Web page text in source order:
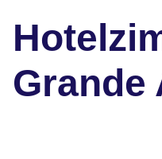
Grande